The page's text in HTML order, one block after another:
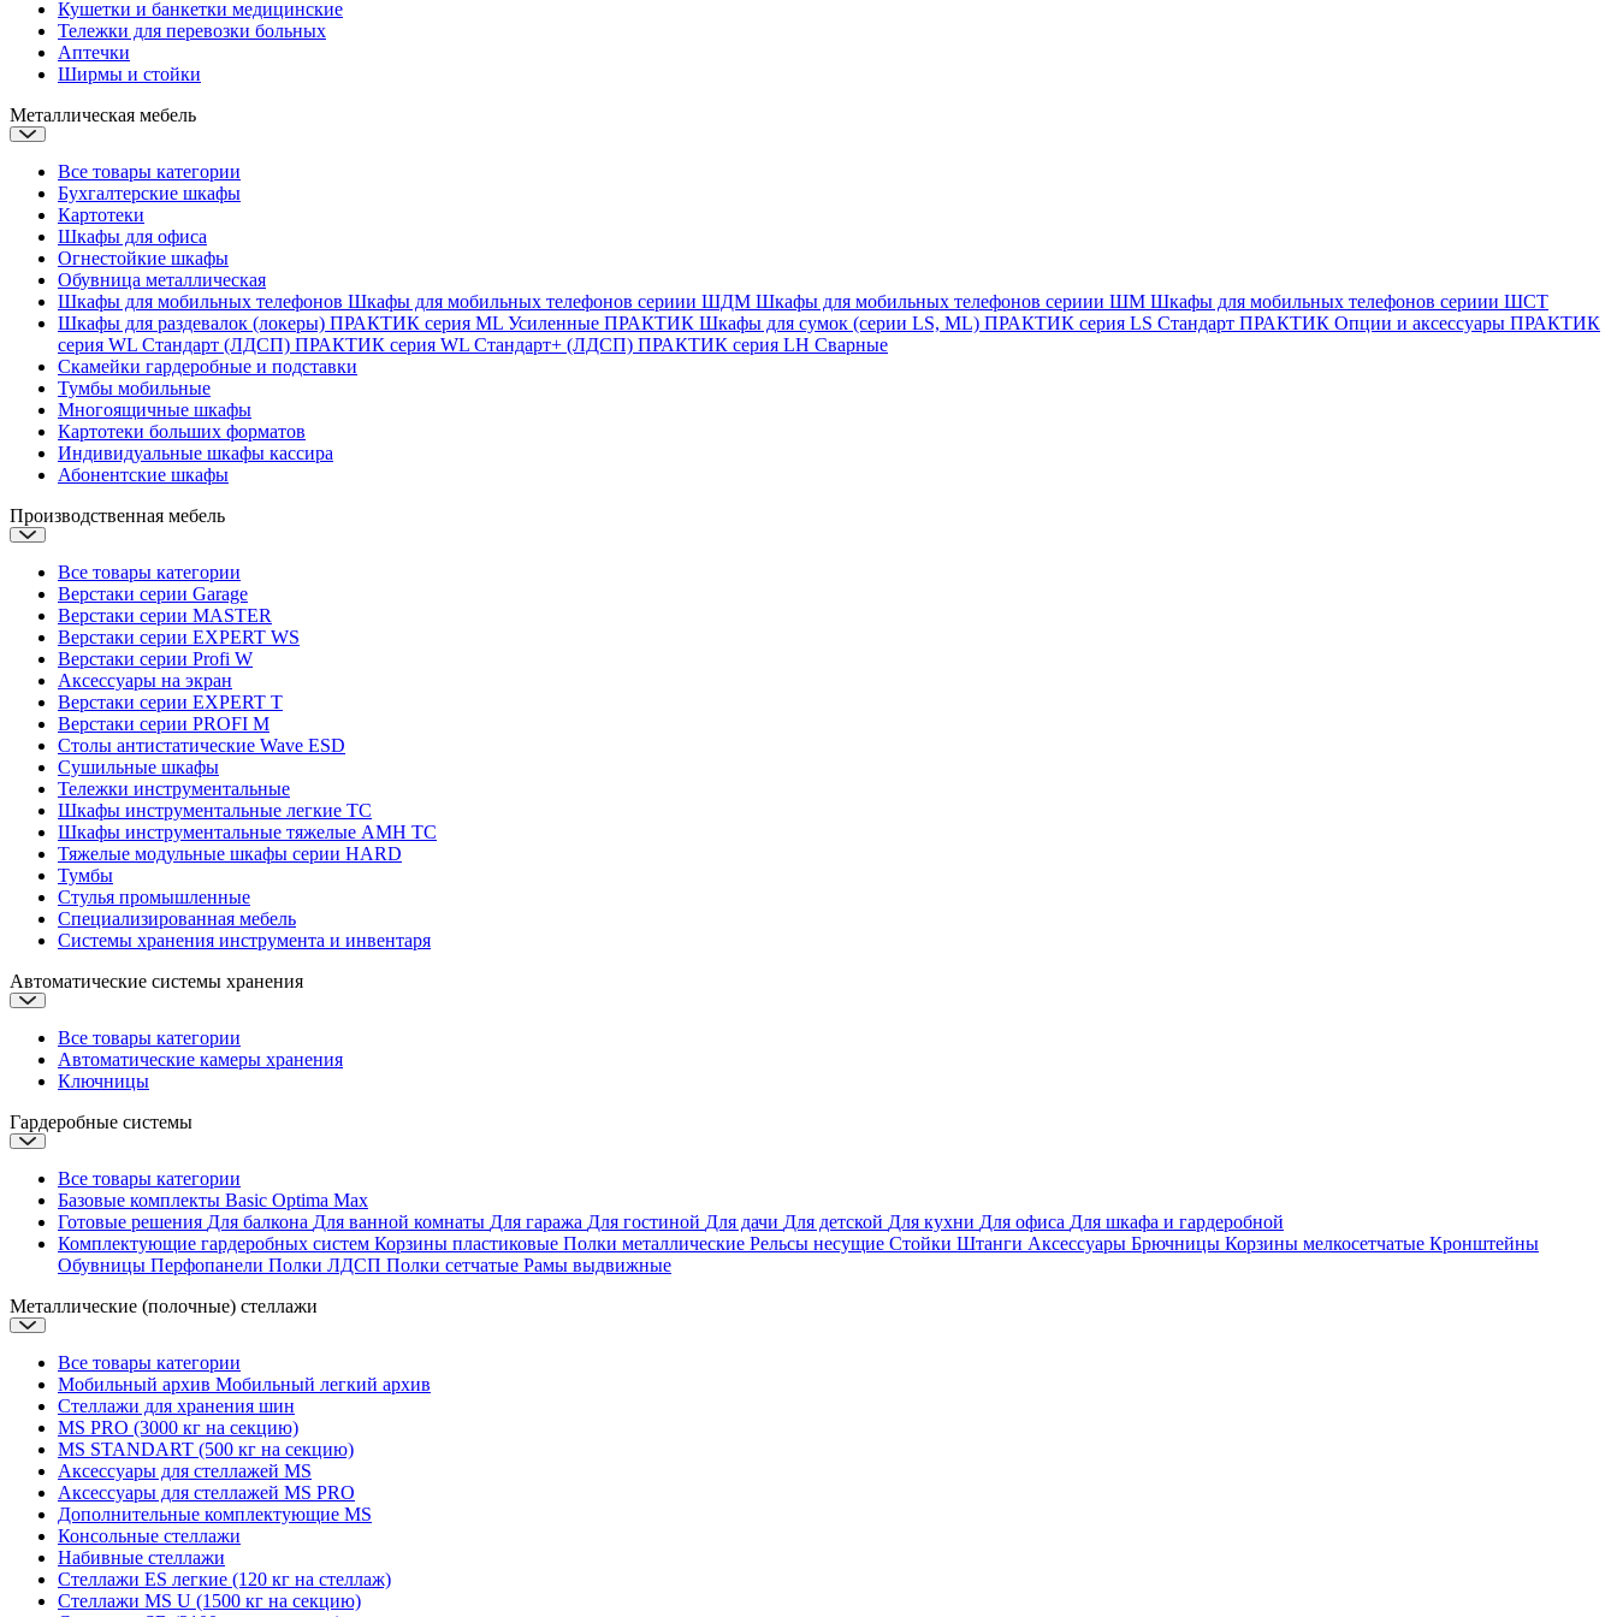
Кушетки и банкетки медицинские
Тележки для перевозки больных
Аптечки
Ширмы и стойки
Металлическая мебель
Все товары категории
Бухгалтерские шкафы
Картотеки
Шкафы для офиса
Огнестойкие шкафы
Обувница металлическая
Шкафы для мобильных телефонов Шкафы для мобильных телефонов сериии ШДМ Шкафы для мобильных телефонов сериии ШМ Шкафы для мобильных телефонов сериии ШСТ
Шкафы для раздевалок (локеры) ПРАКТИК серия ML Усиленные ПРАКТИК Шкафы для сумок (серии LS, ML) ПРАКТИК cерия LS Стандарт ПРАКТИК Опции и аксессуары ПРАКТИК
серия WL Стандарт (ЛДСП) ПРАКТИК серия WL Стандарт+ (ЛДСП) ПРАКТИК серия LH Сварные
Скамейки гардеробные и подставки
Тумбы мобильные
Многоящичные шкафы
Картотеки больших форматов
Индивидуальные шкафы кассира
Абонентские шкафы
Производственная мебель
Все товары категории
Верстаки серии Garage
Верстаки серии MASTER
Верстаки серии EXPERT WS
Верстаки серии Profi W
Аксессуары на экран
Верстаки серии EXPERT T
Верстаки серии PROFI M
Столы антистатические Wave ESD
Cушильные шкафы
Тележки инструментальные
Шкафы инструментальные легкие ТС
Шкафы инструментальные тяжелые AMH TC
Тяжелые модульные шкафы серии HARD
Тумбы
Стулья промышленные
Cпециализированная мебель
Системы хранения инструмента и инвентаря
Автоматические системы хранения
Все товары категории
Автоматические камеры хранения
Ключницы
Гардеробные системы
Все товары категории
Базовые комплекты Basic Optima Max
Готовые решения Для балкона Для ванной комнаты Для гаража Для гостиной Для дачи Для детской Для кухни Для офиса Для шкафа и гардеробной
Комплектующие гардеробных систем Корзины пластиковые Полки металлические Рельсы несущие Стойки Штанги Аксессуары Брючницы Корзины мелкосетчатые Кронштейны
Обувницы Перфопанели Полки ЛДСП Полки сетчатые Рамы выдвижные
Металлические (полочные) стеллажи
Все товары категории
Мобильный архив Мобильный легкий архив
Стеллажи для хранения шин
MS PRO (3000 кг на секцию)
MS STANDART (500 кг на секцию)
Аксессуары для стеллажей MS
Аксессуары для стеллажей MS PRO
Дополнительные комплектующие MS
Консольные стеллажи
Набивные стеллажи
Стеллажи ES легкие (120 кг на стеллаж)
Стеллажи MS U (1500 кг на секцию)